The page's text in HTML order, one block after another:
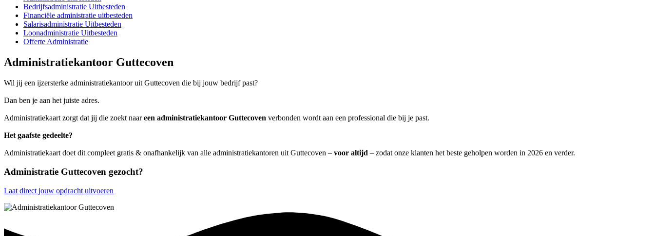
Bedrijfsadministratie Uitbesteden
Financiële administratie uitbesteden
Salarisadministratie Uitbesteden
Loonadministratie Uitbesteden
Offerte Administratie
Administratiekantoor Guttecoven
Wil jij een ijzersterke administratiekantoor uit Guttecoven die bij jouw bedrijf past?
Dan ben je aan het juiste adres.
Administratiekaart zorgt dat jij die zoekt naareen administratiekantoor Guttecoven verbonden wordt aan een professional die bij je past.
Het gaafste gedeelte?
Administratiekaart doet dit compleet gratis & onafhankelijk van alle administratiekantoren uit Guttecoven – voor altijd – zodat onze klanten het beste geholpen worden in 2026 en verder.
Administratie Guttecoven gezocht?
Laat direct jouw opdracht uitvoeren